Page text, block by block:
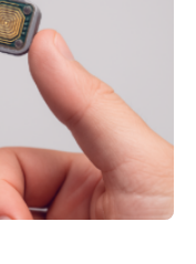
Das Ziel ist
der Person
unterstützt
schlägt. „Die Idee